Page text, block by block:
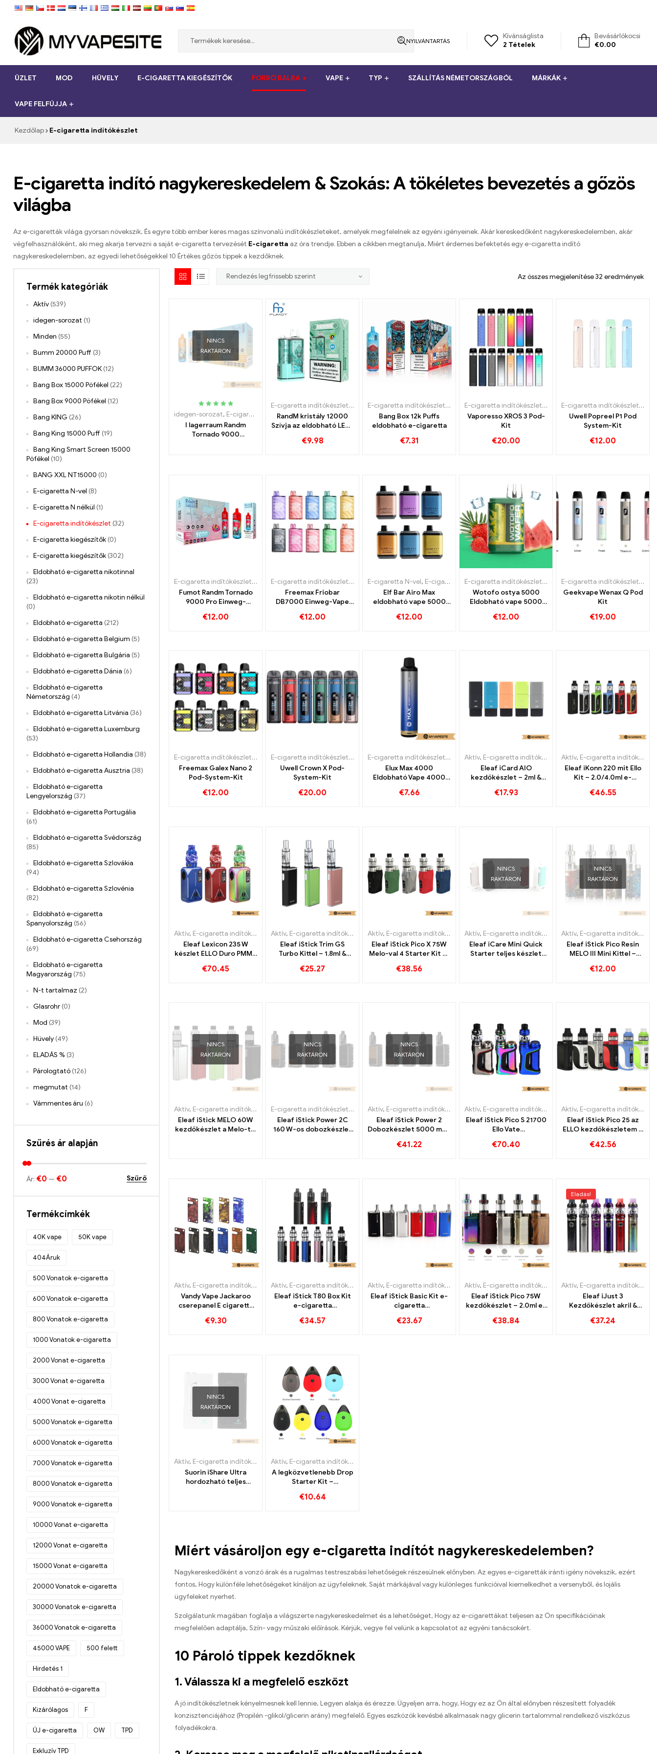
Myvapesite.de
e-
cigarettákat
online
NYILVÁNTARTÁS
Kívánságlista
2 Tételek
Bevásárlókocsi
€0.00
ÜZLET MOD HÜVELY E-CIGARETTA KIEGÉSZÍTŐK FORRÓ BALRA VAPE TYP SZÁLLÍTÁS NÉMETORSZÁGBÓL MÁRKÁK
VAPE FELFÚJJA
Kezdőlap E-cigaretta indítókészlet
E-cigaretta indító nagykereskedelem & Szokás: A tökéletes bevezetés a gőzös
világba
Az e-cigaretták világa gyorsan növekszik, És egyre több ember keres magas színvonalú indítókészleteket, amelyek megfelelnek az egyéni igényeinek. Akár kereskedőként nagykereskedelemben, akár
végfelhasználóként, aki meg akarja tervezni a saját e-cigaretta tervezését E-cigaretta az óra trendje. Ebben a cikkben megtanulja, Miért érdemes befektetés egy e-cigaretta indító
nagykereskedelemben, az egyedi lehetőségekkel 10 Értékes gőzös tippek a kezdőknek.
Az összes megjelenítése 32 eredmények
NINCS
RAKTÁRON
Névleges
idegen-sorozat, E-cigaretta indítókészlet ,Eldobható e-cigaretta
I lagerraum Randm
Tornado 9000
E-cigaretta indítókészlet
,Eldobható e-cigaretta
RandM kristály 12000
Szívja az eldobható LED-
€9.98
E-cigaretta indítókészlet
,Eldobható e-cigaretta
Bang Box 12k Puffs
eldobható e-cigaretta
€7.31
E-cigaretta indítókészlet
,Hüvely
Vaporesso XROS 3 Pod-
Kit
€20.00
E-cigaretta indítókészlet
,
Uwell Popreel P1 Pod
System-Kit
€12.00
E-cigaretta indítókészlet
,Eldobható e-cigaretta nikotinnal
Eldobható e-cigaretta
Fumot Randm Tornado
9000 Pro Einweg-
€12.00
E-cigaretta indítókészlet
,Eldobható e-cigaretta
Freemax Friobar
DB7000 Einweg-Vape
€12.00
E-cigaretta N-vel, E-cigaretta indítókészlet ,Eldobható e-cigaretta
Elf Bar Airo Max
eldobható vape 5000
€12.00
E-cigaretta indítókészlet
,Eldobható e-cigaretta
Wotofo ostya 5000
Eldobható vape 5000
€12.00
E-cigaretta indítókészlet
,
Geekvape Wenax Q Pod
Kit
€19.00
E-cigaretta indítókészlet
,Hüvely
Freemax Galex Nano 2
Pod-System-Kit
€12.00
E-cigaretta indítókészlet
,Eldobható e-cigaretta
Uwell Crown X Pod-
System-Kit
€20.00
E-cigaretta indítókészlet
,Eldobható e-cigaretta
Elux Max 4000
Eldobható Vape 4000
€7.66
Aktív, E-cigaretta indítókészlet
Eleaf iCard AIO
kezdőkészlet – 2ml &
nagykereskedelem丨
€17.93
Aktív, E-cigaretta indítókészlet
Eleaf iKonn 220 mit Ello
Kit – 2.0/4.0ml e-
nagykereskedés丨
€46.55
Aktív, E-cigaretta indítókészlet
Eleaf Lexicon 235 W
készlet ELLO Duro PMMA
Zigaretten Großhandel丨
€70.45
Aktív, E-cigaretta indítókészlet
Eleaf iStick Trim GS
Turbo Kittel – 1.8ml &
nagykereskedelem丨
€25.27
Aktív, E-cigaretta indítókészlet
Eleaf iStick Pico X 75W
Melo-val 4 Starter Kit E-
nagykereskedés丨
€38.56
NINCS
RAKTÁRON
Aktív, E-cigaretta indítókészlet
Eleaf iCare Mini Quick
Starter teljes készlet
NINCS
RAKTÁRON
Aktív, E-cigaretta indítókészlet
Eleaf iStick Pico Resin
MELO III Mini Kittel –
nagykereskedés丨
€12.00
NINCS
RAKTÁRON
Aktív, E-cigaretta indítókészlet
Eleaf iStick MELO 60W
kezdőkészlet a Melo-tól
NINCS
RAKTÁRON
E-cigaretta indítókészlet
,Mod
Eleaf iStick Power 2C
160 W-os dobozkészlet
NINCS
RAKTÁRON
Aktív, E-cigaretta indítókészlet ,Mod
Eleaf iStick Power 2
Dobozkészlet 5000 mAh
nagykereskedés丨
€41.22
Aktív, E-cigaretta indítókészlet
Eleaf iStick Pico S 21700
Ello Vate
cigaretta
€70.40
Aktív, E-cigaretta indítókészlet
Eleaf iStick Pico 25 az
ELLO kezdőkészletem –
2.0ml e-cigaretta
nagykereskedés丨
€42.56
Aktív, E-cigaretta indítókészlet
Vandy Vape Jackaroo
cserepanel E cigaretta
Egyedi
€9.30
Aktív, E-cigaretta indítókészlet
Eleaf iStick T80 Box Kit
e-cigaretta
Egyedi
€34.57
Aktív, E-cigaretta indítókészlet
Eleaf iStick Basic Kit e-
cigaretta
Egyedi
€23.67
Aktív, E-cigaretta indítókészlet
Eleaf iStick Pico 75W
kezdőkészlet – 2.0ml e-
nagykereskedés丨
€38.84
Eladás!
Aktív, E-cigaretta indítókészlet
Eleaf iJust 3
Kezdőkészlet akril &
Cigaretta
€37.24
NINCS
RAKTÁRON
Aktív, E-cigaretta indítókészlet ,Párologtató
Suorin iShare Ultra
hordozható teljes
Aktív, E-cigaretta indítókészlet
A legközvetlenebb Drop
Starter Kit –
cigaretta
€10.64
Miért vásároljon egy e-cigaretta indítót nagykereskedelemben?
Nagykereskedőként a vonzó árak és a rugalmas testreszabási lehetőségek részesülnek előnyben. Az egyes e-cigaretták iránti igény növekszik, ezért
fontos, Hogy különféle lehetőségeket kínáljon az ügyfeleknek. Saját márkájával vagy különleges funkcióival kiemelkedhet a versenyből, és lojális
ügyfeleket nyerhet.
Szolgálatunk magában foglalja a világszerte nagykereskedelmet és a lehetőséget, Hogy az e-cigarettákat teljesen az Ön specifikációinak
megfelelően adaptálja, Szín- vagy műszaki előírások. Kérjük, vegye fel velünk a kapcsolatot az egyéni tanácsokért.
10 Pároló tippek kezdőknek
1. Válassza ki a megfelelő eszközt
A jó indítókészletnek kényelmesnek kell lennie, Legyen alakja és érezze. Ügyeljen arra, hogy, Hogy ez az Ön által előnyben részesített folyadék
konzisztenciájához (Propilén -glikol/glicerin arány) megfelelő. Egyes eszközök kevésbé alkalmasak nagy glicerin tartalommal rendelkező viszkózus
folyadékokra.
Termék kategóriák
Aktív (539)
idegen-sorozat (1)
Minden (55)
Bumm 20000 Puff (3)
BUMM 36000 PUFFOK (12)
Bang Box 15000 Pöfékel (22)
Bang Box 9000 Pöfékel (12)
Bang KING (26)
Bang King 15000 Puff (19)
Bang King Smart Screen 15000
Pöfékel (10)
BANG XXL NT15000 (0)
E-cigaretta N-vel (8)
E-cigaretta N nélkül (1)
E-cigaretta indítókészlet (32)
E-cigaretta kiegészítők (0)
E-cigaretta kiegészítők (302)
Eldobható e-cigaretta nikotinnal
(23)
Eldobható e-cigaretta nikotin nélkül
(0)
Eldobható e-cigaretta (212)
Eldobható e-cigaretta Belgium (5)
Eldobható e-cigaretta Bulgária (5)
Eldobható e-cigaretta Dánia (6)
Eldobható e-cigaretta
Németország (4)
Eldobható e-cigaretta Litvánia (36)
Eldobható e-cigaretta Luxemburg
(53)
Eldobható e-cigaretta Hollandia (38)
Eldobható e-cigaretta Ausztria (38)
Eldobható e-cigaretta
Lengyelország (37)
Eldobható e-cigaretta Portugália
(61)
Eldobható e-cigaretta Svédország
(85)
Eldobható e-cigaretta Szlovákia
(94)
Eldobható e-cigaretta Szlovénia
(82)
Eldobható e-cigaretta
Spanyolország (56)
Eldobható e-cigaretta Csehország
(69)
Eldobható e-cigaretta
Magyarország (75)
N-t tartalmaz (2)
Glasrohr (0)
Mod (39)
Hüvely (49)
ELADÁS % (3)
Párologtató (126)
megmutat (14)
Vámmentes áru (6)
Szűrés ár alapján
Szűrő
Ár: €0 — €0
Termékcímkék
40K vape 50K vape
404Áruk
500 Vonatok e-cigaretta
600 Vonatok e-cigaretta
800 Vonatok e-cigaretta
1000 Vonatok e-cigaretta
2000 Vonat e-cigaretta
3000 Vonat e-cigaretta
4000 Vonat e-cigaretta
5000 Vonatok e-cigaretta
6000 Vonatok e-cigaretta
7000 Vonatok e-cigaretta
8000 Vonatok e-cigaretta
9000 Vonatok e-cigaretta
10000 Vonat e-cigaretta
12000 Vonat e-cigaretta
15000 Vonat e-cigaretta
20000 Vonatok e-cigaretta
30000 Vonatok e-cigaretta
36000 Vonatok e-cigaretta
45000 VAPE 500 felett
Hirdetés 1
Eldobható e-cigaretta
Kizárólagos F
ÚJ e-cigaretta OW TPD
Exkluzív TPD